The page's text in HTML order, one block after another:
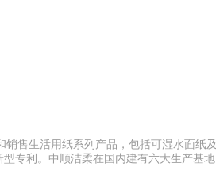
售生活用纸系列产品，包括可湿水面纸
专利。中顺洁柔在国内建有六大生产基